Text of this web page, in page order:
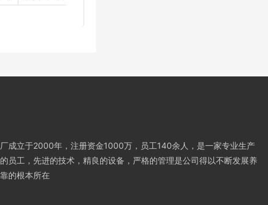
成立于2000年，注册资金1000万，员工140余人，是一家专业生产
员工，先进的技术，精良的设备，严格的管理是公司得以不断发展养
的根本所在